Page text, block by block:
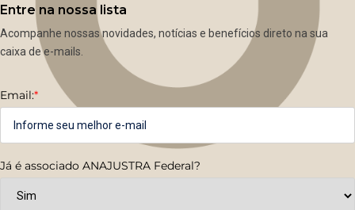
Entre na nossa lista
Acompanhe nossas novidades, notícias e benefícios direto na sua
caixa de e-mails.
Email:*
Já é associado ANAJUSTRA Federal?